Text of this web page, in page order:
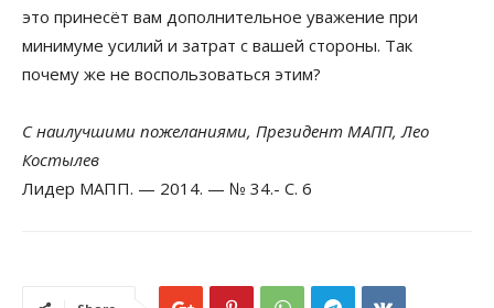
это принесёт вам дополнительное уважение при
минимуме усилий и затрат с вашей стороны. Так
почему же не воспользоваться этим?
С наилучшими пожеланиями, Президент МАПП, Лео
Костылев
Лидер МАПП. — 2014. — № 34.- С. 6